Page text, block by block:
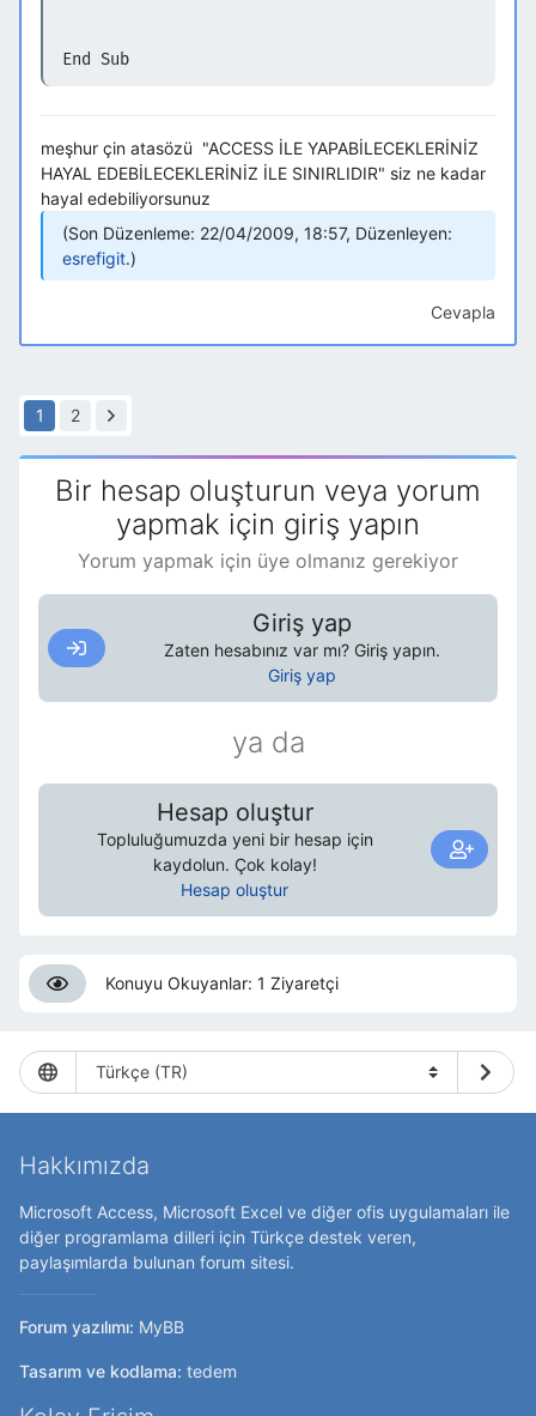
End Sub
meşhur çin atasözü "ACCESS İLE YAPABİLECEKLERİNİZ
HAYAL EDEBİLECEKLERİNİZ İLE SINIRLIDIR" siz ne kadar
hayal edebiliyorsunuz
Son Düzenleme: 22/04/2009, 18:57, Düzenleyen:
esrefigit.
Cevapla
1 2
Bir hesap oluşturun veya yorum
yapmak için giriş yapın
Yorum yapmak için üye olmanız gerekiyor
Giriş yap
Zaten hesabınız var mı? Giriş yapın.
Giriş yap
ya da
Hesap oluştur
Topluluğumuzda yeni bir hesap için
kaydolun. Çok kolay!
Hesap oluştur
Konuyu Okuyanlar: 1 Ziyaretçi
Hakkımızda
Microsoft Access, Microsoft Excel ve diğer ofis uygulamaları ile
diğer programlama dilleri için Türkçe destek veren,
paylaşımlarda bulunan forum sitesi.
Forum yazılımı: MyBB
Tasarım ve kodlama: tedem